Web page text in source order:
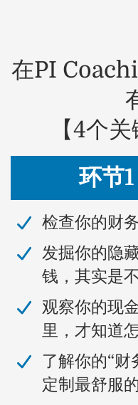
在PI
【4个
环节
检查你的财
发掘你的隐
钱，其实是
观察你的现
里，才知道
了解你的“财
定制最舒服